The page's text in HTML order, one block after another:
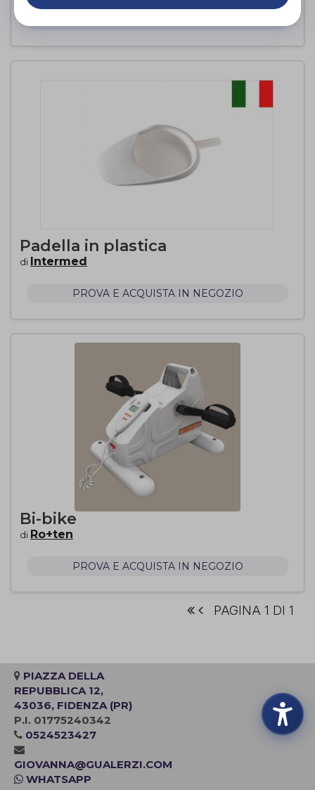
Padella in plastica
di Intermed
PROVA E ACQUISTA IN NEGOZIO
Bi-bike
di Ro+ten
PROVA E ACQUISTA IN NEGOZIO
PAGINA 1 DI 1
PIAZZA DELLA
REPUBBLICA 12,
43036, FIDENZA (PR)
P.I. 01775240342
0524523427
GIOVANNA@GUALERZI.COM
WHATSAPP